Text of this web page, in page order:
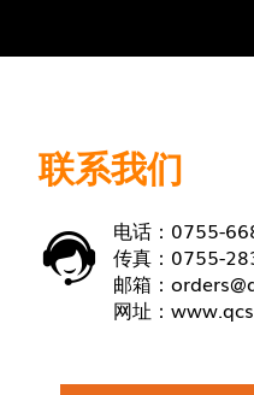
联系我们
电话：0755-
传真：0755-
邮箱：
网址：